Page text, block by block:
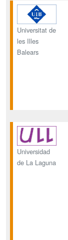
Universitat de
les Illes
Balears
Universidad
de La Laguna